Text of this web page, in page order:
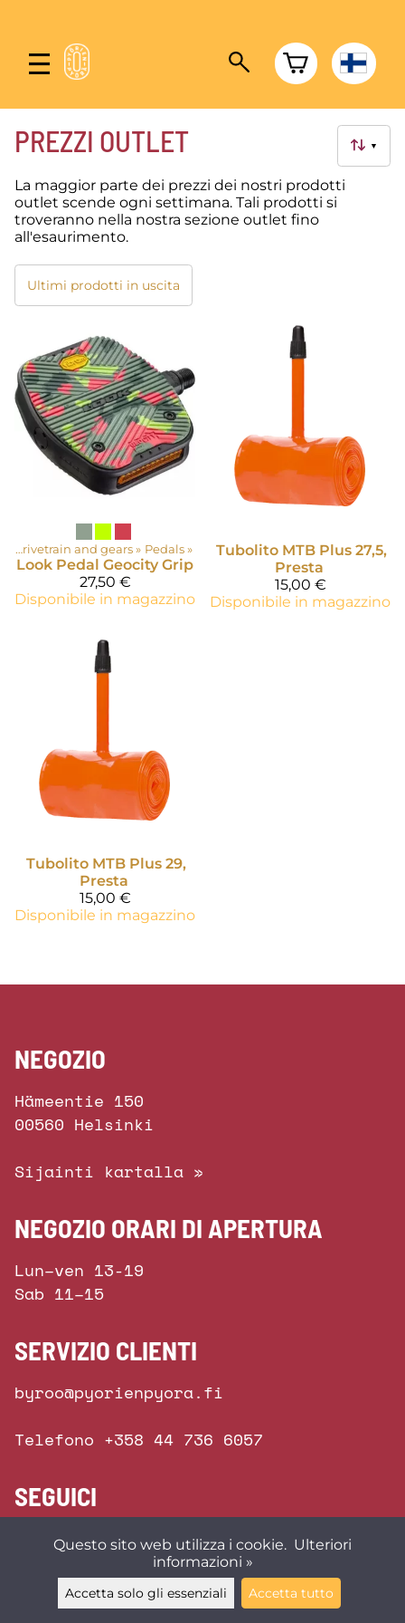
▼
PREZZI OUTLET
La maggior parte dei prezzi dei nostri prodotti
outlet scende ogni settimana. Tali prodotti si
troveranno nella nostra sezione outlet fino
all'esaurimento.
Ultimi prodotti in uscita
Drivetrain and gears ‪» Pedals ‪»
Look Pedal Geocity Grip
27,50 €
Disponibile in magazzino
Tubolito MTB Plus 27,5,
Presta
15,00 €
Disponibile in magazzino
Tubolito MTB Plus 29,
Presta
15,00 €
Disponibile in magazzino
NEGOZIO
Hämeentie 150
00560 Helsinki
Sijainti kartalla »
NEGOZIO ORARI DI APERTURA
Lun–ven 13-19
Sab 11–15
SERVIZIO CLIENTI
byroo@pyorienpyora.fi
Telefono +358 44 736 6057
SEGUICI
Questo sito web utilizza i cookie. Ulteriori
informazioni »
Accetta solo gli essenziali Accetta tutto